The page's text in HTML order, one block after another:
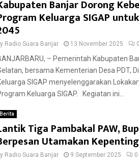
Banjar Dorong
Keluarga SIGAP
Radio Suara Banjar 13 November 2025 0
– Pemerintah Kabupaten
bersama Kementerian Desa PDT,
SIGAP menyelenggarakan
Keluarga SIGAP. Kegiatan ini...
Berita
Tiga Pambakal PAW,
Utamakan
Radio Suara Banjar 9 September 2025 0